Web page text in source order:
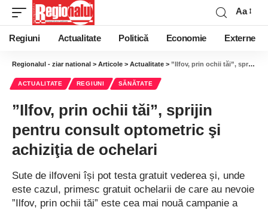
Aa
Regiuni Actualitate Politică Economie Externe
Regionalul - ziar national > Articole > Actualitate > ”Ilfov, prin ochii tăi”, sprijin pentru consult optometric şi achiziţia de ochelari
ACTUALITATE REGIUNI SĂNĂTATE
”Ilfov, prin ochii tăi”, sprijin
pentru consult optometric şi
achiziţia de ochelari
Sute de ilfoveni își pot testa gratuit vederea și, unde
este cazul, primesc gratuit ochelarii de care au nevoie
”Ilfov, prin ochii tăi” este cea mai nouă campanie a